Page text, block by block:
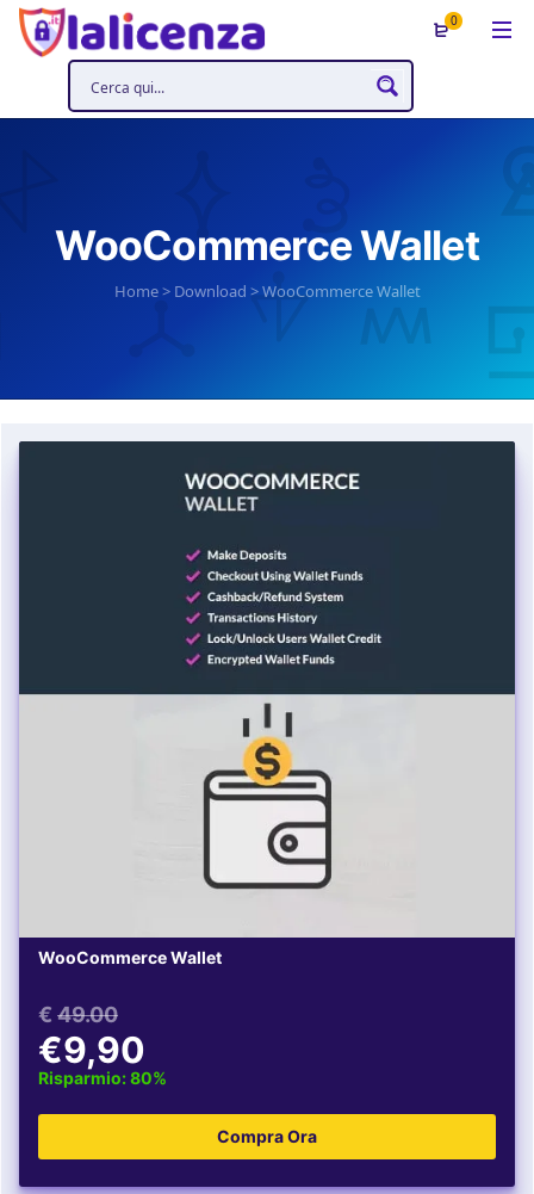
0
WooCommerce Wallet
Home> Download >WooCommerce Wallet
WooCommerce Wallet
€ 49.00
€9,90
Risparmio: 80%